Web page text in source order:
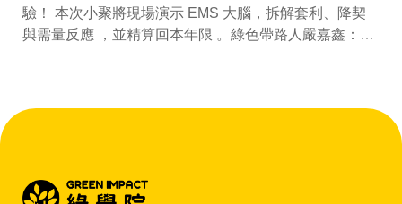
驗！ 本次小聚將現場演示 EMS 大腦，拆解套利、降契
與需量反應 ，並精算回本年限 。綠色帶路人嚴嘉鑫：